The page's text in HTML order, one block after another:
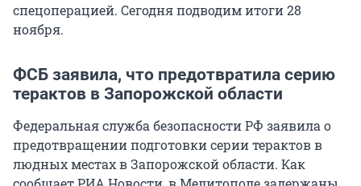
спецоперацией. Сегодня подводим итоги 28
ноября.
ФСБ заявила, что предотвратила серию
терактов в Запорожской области
Федеральная служба безопасности РФ заявила о
предотвращении подготовки серии терактов в
людных местах в Запорожской области. Как